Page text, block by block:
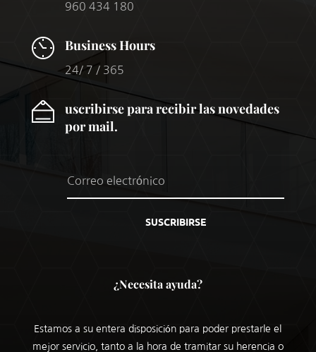
960 434 180
Business Hours
24/ 7 / 365
uscribirse para recibir las novedades
por mail.
SUSCRIBIRSE
¿Necesita ayuda?
Estamos a su entera disposición para poder prestarle el
mejor servicio, tanto a la hora de tramitar su herencia o